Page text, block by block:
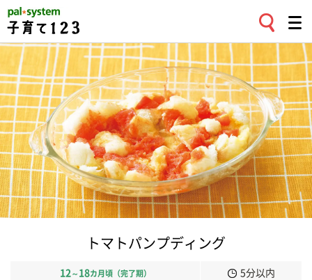
トマトパンプディング
12 ～ 18カ月頃（完了期） 5分以内